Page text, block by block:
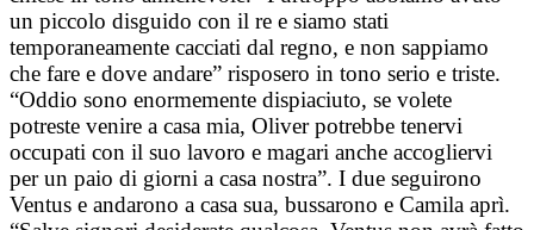
un piccolo disguido con il re e siamo stati
temporaneamente cacciati dal regno, e non sappiamo
che fare e dove andare” risposero in tono serio e triste.
“Oddio sono enormemente dispiaciuto, se volete
potreste venire a casa mia, Oliver potrebbe tenervi
occupati con il suo lavoro e magari anche accogliervi
per un paio di giorni a casa nostra”. I due seguirono
Ventus e andarono a casa sua, bussarono e Camila aprì.